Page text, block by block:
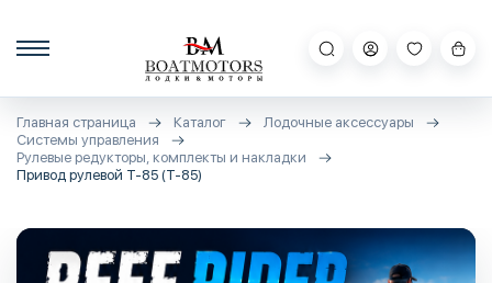
Главная страница Каталог
Лодочные аксессуары
Системы управления
Рулевые редукторы, комплекты и накладки
Привод рулевой T-85 (T-85)